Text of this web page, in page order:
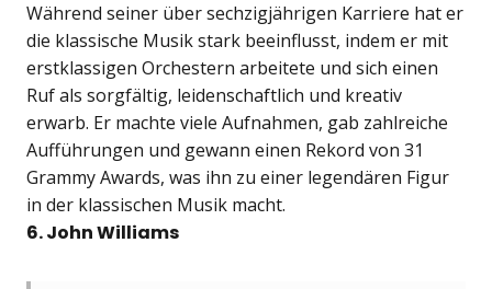
Während seiner über sechzigjährigen Karriere hat er
die klassische Musik stark beeinflusst, indem er mit
erstklassigen Orchestern arbeitete und sich einen
Ruf als sorgfältig, leidenschaftlich und kreativ
erwarb. Er machte viele Aufnahmen, gab zahlreiche
Aufführungen und gewann einen Rekord von 31
Grammy Awards, was ihn zu einer legendären Figur
in der klassischen Musik macht.
6. John Williams